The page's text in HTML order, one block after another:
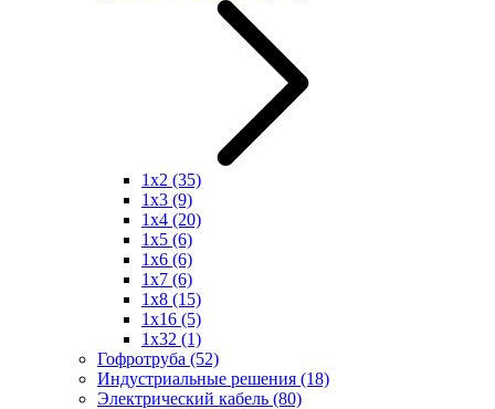
1x2 (35)
1x3 (9)
1x4 (20)
1x5 (6)
1x6 (6)
1x7 (6)
1x8 (15)
1x16 (5)
1x32 (1)
Гофротруба (52)
Индустриальные решения (18)
Электрический кабель (80)